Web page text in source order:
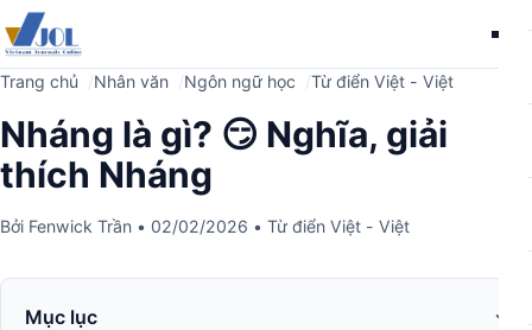
Trang chủ Nhân văn Ngôn ngữ học Từ điển Việt - Việt
Nháng là gì? 😏 Nghĩa, giải
thích Nháng
Bởi Fenwick Trần • 02/02/2026 • Từ điển Việt - Việt
Mục lục